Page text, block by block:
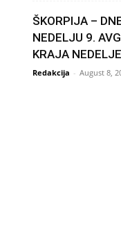
ŠKORPIJA –
NEDELJU 9.
KRAJA
Redakcija - August 8,